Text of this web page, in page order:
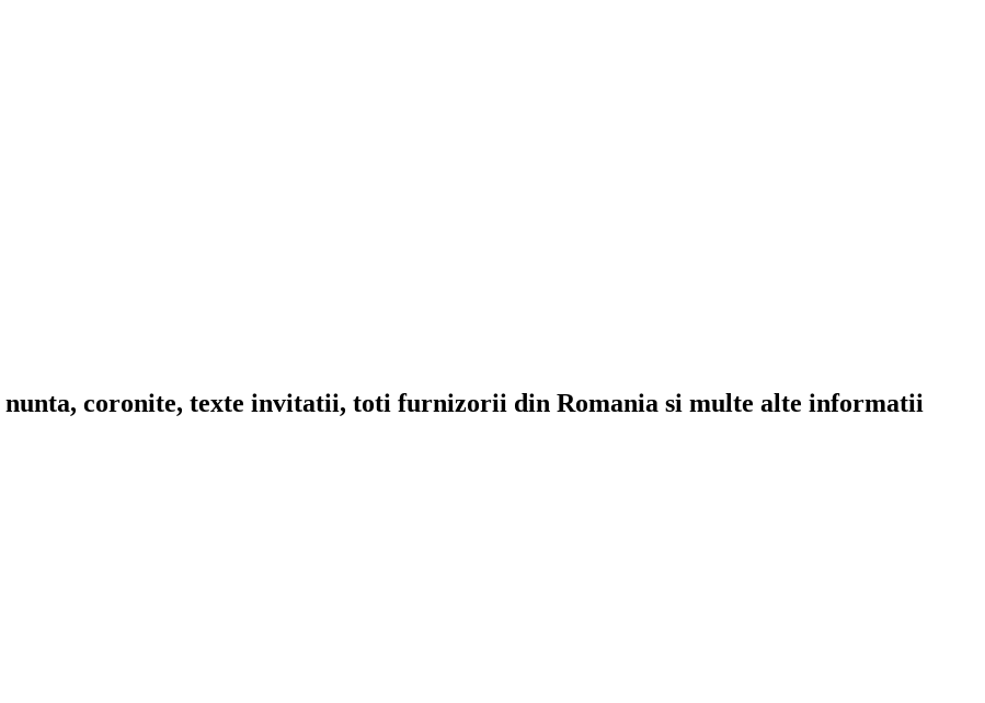
nunta, coronite, texte invitatii, toti furnizorii din Romania si multe alte informatii